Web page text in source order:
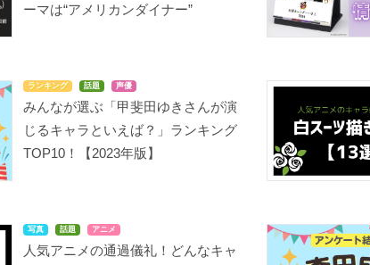
ーマは“アメリカンダイナー”
ランキング 話題 声優
みんなが選ぶ「甲斐田ゆきさんが演
じるキャラといえば？」ランキング
TOP10！【2023年版】
写真 話題 アニメ
人気アニメの通過儀礼！どんなキャ